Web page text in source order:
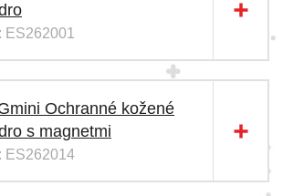
ES262001
Ochranné kožené
s magnetmi
ES262014